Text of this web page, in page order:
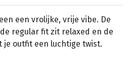
een vrolijke, vrije vibe. De
regular fit zit relaxed en de
je outfit een luchtige twist.